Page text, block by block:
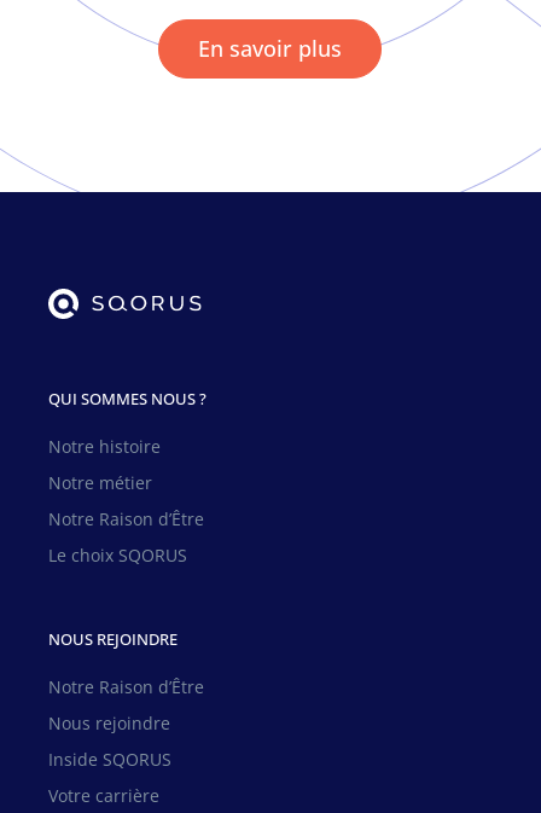
En savoir plus
QUI SOMMES NOUS ?
Notre histoire
Notre métier
Notre Raison d’Être
Le choix SQORUS
NOUS REJOINDRE
Notre Raison d’Être
Nous rejoindre
Inside SQORUS
Votre carrière